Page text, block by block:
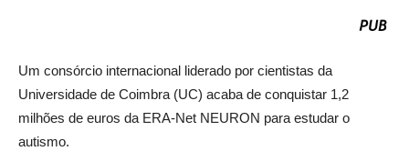
Um consórcio internacional liderado por cientistas da
Universidade de Coimbra (UC) acaba de conquistar 1,2
milhões de euros da ERA-Net NEURON para estudar o
autismo.